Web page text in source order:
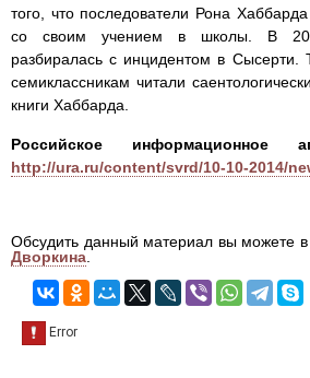
того, что последователи Рона
со своим учением в школы. В
разбиралась с инцидентом в Сысерти.
семиклассникам читали
книги Хаббарда.
Российское информационное
http://ura.ru/content/svrd/10-10-2014/
Обсудить данный материал вы можете в
Дворкина